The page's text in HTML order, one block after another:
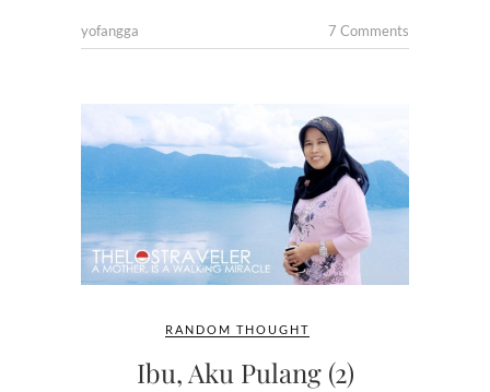
yofangga 7 Comments
RANDOM THOUGHT
Ibu, Aku Pulang (2)